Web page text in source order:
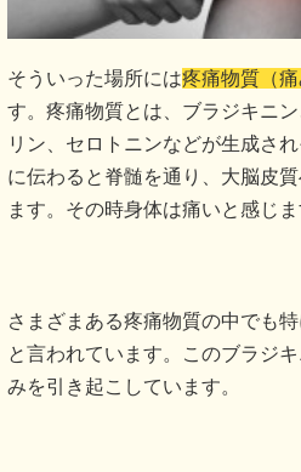
そういった場所には疼痛物質（痛
す。疼痛物質とは、ブラジキニ
リン、セロトニンなどが生成さ
に伝わると脊髄を通り、大脳皮
ます。その時身体は痛いと感じま
さまざまある疼痛物質の中でも特
と言われています。このブラジ
みを引き起こしています。